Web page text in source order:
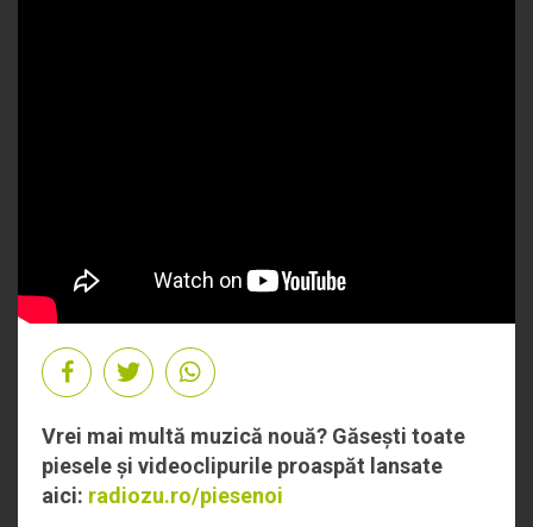
Vrei mai multă muzică nouă? Găsești toate
piesele și videoclipurile proaspăt lansate
aici: radiozu.ro/piesenoi